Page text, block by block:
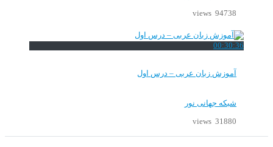
94738 views
00:30:36
آموزش زبان عربی – درس اول
شبکه جهانی نور
31880 views